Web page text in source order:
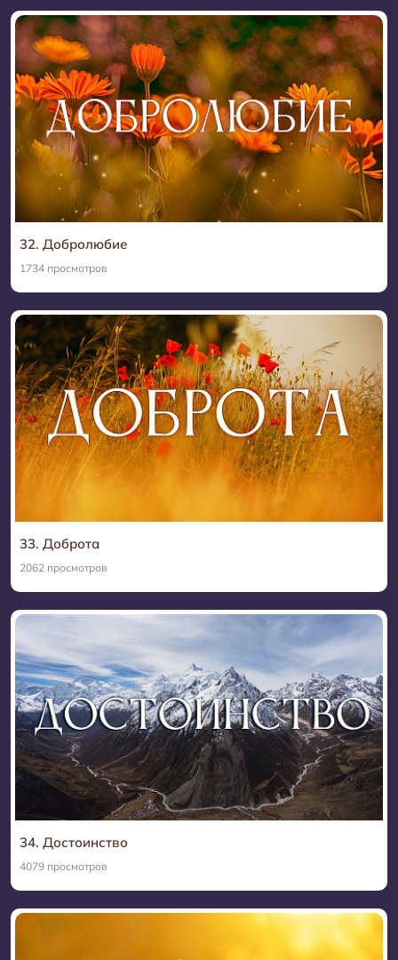
32. Добролюбие
1734 просмотров
33. Доброта
2062 просмотров
34. Достоинство
4079 просмотров